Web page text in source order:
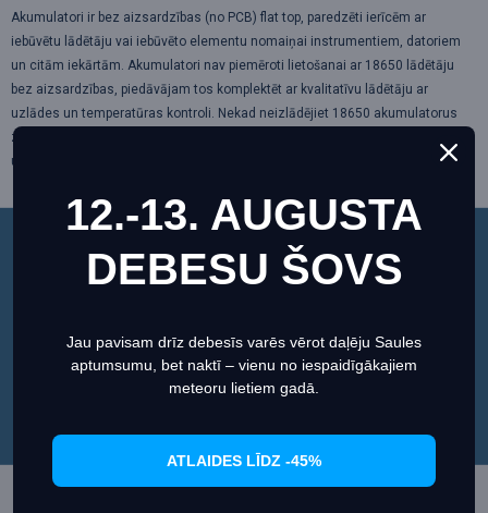
Šī vietne izmanto sīkfailus, lai nodrošinātu jums
vislabāko pieredzi mūsu vietnē.
Iestatiet Piekrītu
Akumulatori ir bez aizsardzības (no PCB) flat top, paredzēti ierīcēm ar
iebūvētu lādētāju vai iebūvēto elementu nomaiņai instrumentiem, datoriem
un citām iekārtām. Akumulatori nav piemēroti lietošanai ar 18650 lādētāju
bez aizsardzības, piedāvājam tos komplektēt ar kvalitatīvu lādētāju ar
uzlādes un temperatūras kontroli. Nekad neizlādējiet 18650 akumulatorus
zem 2.5V un neuzlādējiet virs 4.25V. Neatstājiet akumulatorus lādēties bez
uzraudzības.
NO TĀS PAŠAS KATEGORIJAS
12.-13. AUGUSTA
DEBESU ŠOVS
Jau pavisam drīz debesīs varēs vērot daļēju Saules
aptumsumu, bet naktī – vienu no iespaidīgākajiem
meteoru lietiem gadā.
ATLAIDES LĪDZ -45%